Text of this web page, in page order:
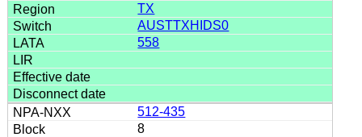
TX
AUSTTXHIDS0
558
512-435
8